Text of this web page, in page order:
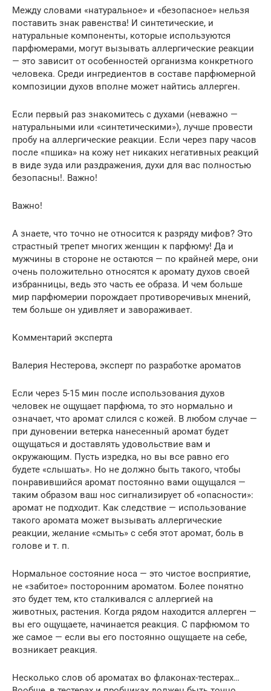
Между словами «натуральное» и «безопасное» нельзя
поставить знак равенства! И синтетические, и
натуральные компоненты, которые используются
парфюмерами, могут вызывать аллергические реакции
— это зависит от особенностей организма конкретного
человека. Среди ингредиентов в составе парфюмерной
композиции духов вполне может найтись аллерген.
Если первый раз знакомитесь с духами (неважно —
натуральными или «синтетическими»), лучше провести
пробу на аллергические реакции. Если через пару часов
после «пшика» на кожу нет никаких негативных реакций
в виде зуда или раздражения, духи для вас полностью
безопасны!. Важно!
Важно!
А знаете, что точно не относится к разряду мифов? Это
страстный трепет многих женщин к парфюму! Да и
мужчины в стороне не остаются — по крайней мере, они
очень положительно относятся к аромату духов своей
избранницы, ведь это часть ее образа. И чем больше
мир парфюмерии порождает противоречивых мнений,
тем больше он удивляет и завораживает.
Комментарий эксперта
Валерия Нестерова, эксперт по разработке ароматов
Если через 5-15 мин после использования духов
человек не ощущает парфюма, то это нормально и
означает, что аромат слился с кожей. В любом случае —
при дуновении ветерка нанесенный аромат будет
ощущаться и доставлять удовольствие вам и
окружающим. Пусть изредка, но вы все равно его
будете «слышать». Но не должно быть такого, чтобы
понравившийся аромат постоянно вами ощущался —
таким образом ваш нос сигнализирует об «опасности»:
аромат не подходит. Как следствие — использование
такого аромата может вызывать аллергические
реакции, желание «смыть» с себя этот аромат, боль в
голове и т. п.
Нормальное состояние носа — это чистое восприятие,
не «забитое» посторонним ароматом. Более понятно
это будет тем, кто сталкивался с аллергией на
животных, растения. Когда рядом находится аллерген —
вы его ощущаете, начинается реакция. С парфюмом то
же самое — если вы его постоянно ощущаете на себе,
возникает реакция.
Несколько слов об ароматах во флаконах-тестерах…